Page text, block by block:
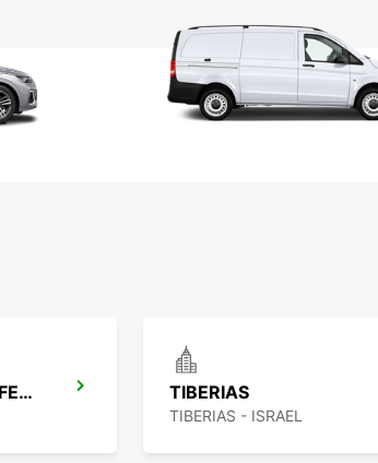
BEIRUT INT AIRPORT CHAUFFEUR DRIVE TIBERIAS
TIBERIAS - ISRAEL